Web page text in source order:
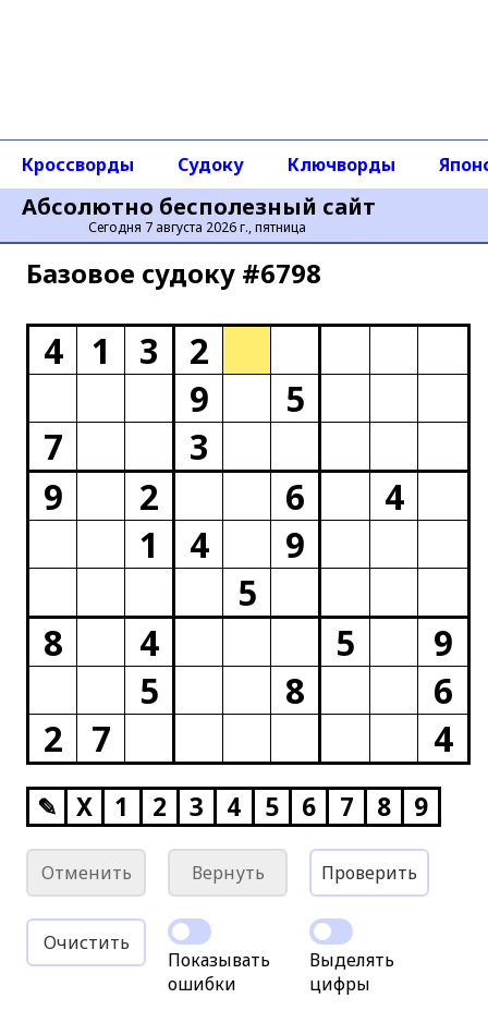
Абсолютно бесполезный сайт
Сегодня 7 августа 2026 г., пятница
Кроссворды Судоку Ключворды
Базовое cудоку #6798
4 1 3
2
9
5
7
3
9
2 6
4
1
4
9
5
8
4 5
9
5
8
6
2
7 4
✎ X 1 2 3 4 5 6 7 8 9
Отменить Вернуть Проверить
Очистить
Показывать
ошибки
Выделять
цифры